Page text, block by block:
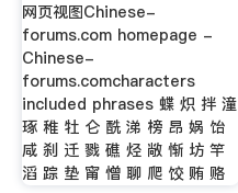
网页视图Chinese-
forums.com homepage -
Chinese-
forums.comcharacters
included phrases 蝶 炽 拌 潼
琢 稚 牡 仑 酰 涕 榜 昂 娲 饴
咸 刹 迁 戮 礁 烃 敞 惭 坊 竿
滔 踪 垫 甯 憎 聊 爬 饺 贿 赂